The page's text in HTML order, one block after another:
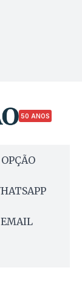
50 ANOS
EMAIL